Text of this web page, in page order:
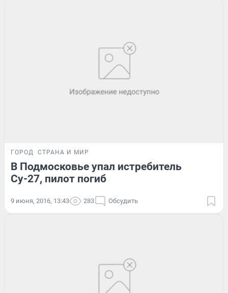
ГОРОД СТРАНА И МИР
В Подмосковье упал истребитель
Су-27, пилот погиб
9 июня, 2016, 13:43 283 Обсудить